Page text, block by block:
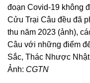
đoạn Covid-19 không
Cửu Trại Câu đều đã
thu năm 2023 (ảnh),
Câu với những điểm
Sắc, Thác Nhược
Ảnh: CGTN